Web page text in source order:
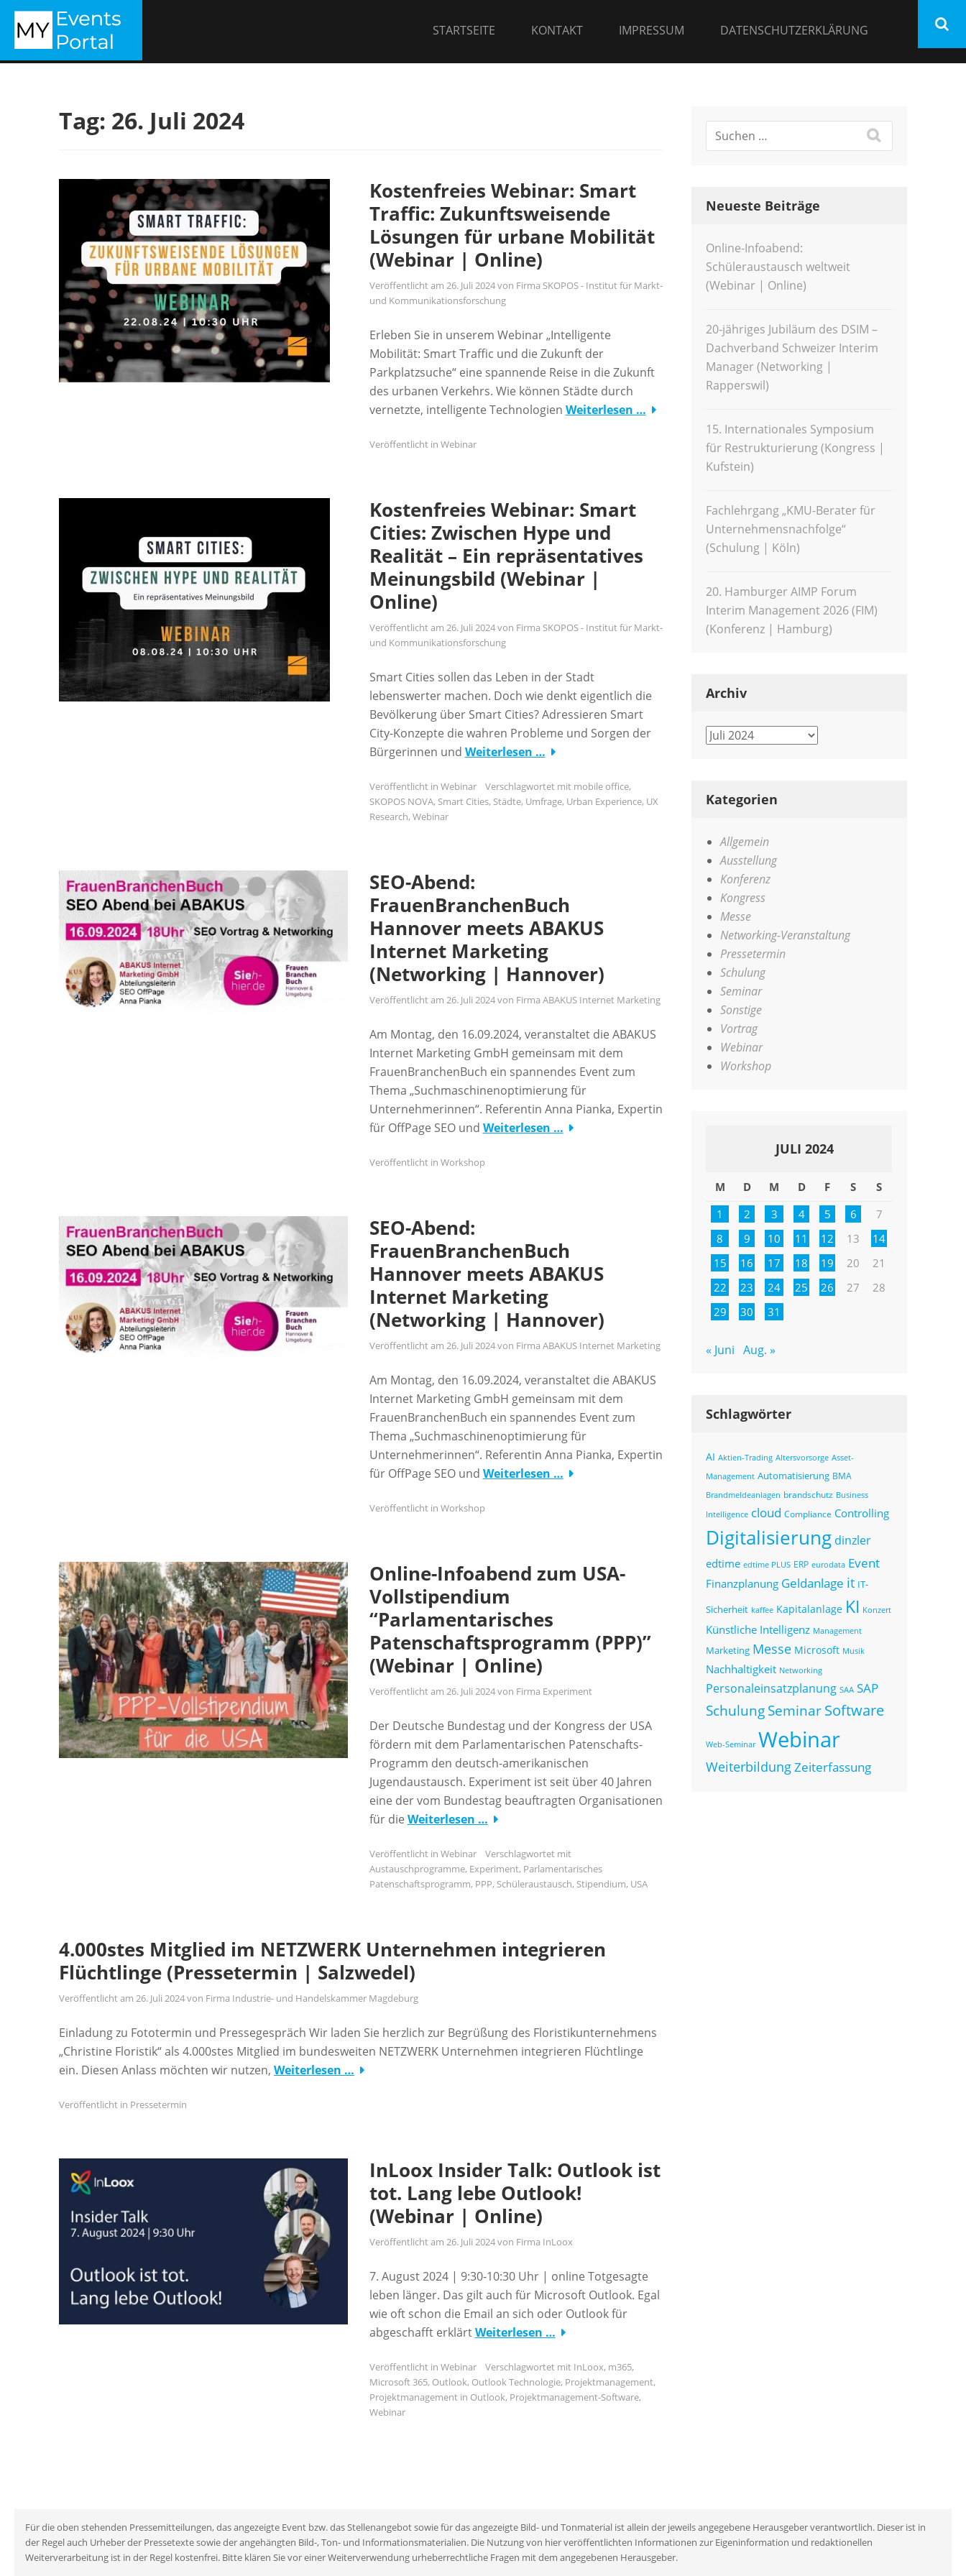
Zum
Inhalt
springen
STARTSEITE KONTAKT IMPRESSUM DATENSCHUTZERKLÄRUNG
Tag: 26. Juli 2024
Kostenfreies Webinar: Smart
Traffic: Zukunftsweisende
Lösungen für urbane Mobilität
(Webinar | Online)
Veröffentlicht am 26. Juli 2024von Firma SKOPOS - Institut für Markt-
und Kommunikationsforschung
Erleben Sie in unserem Webinar „Intelligente
Mobilität: Smart Traffic und die Zukunft der
Parkplatzsuche“ eine spannende Reise in die Zukunft
des urbanen Verkehrs. Wie können Städte durch
vernetzte, intelligente Technologien Weiterlesen …
Veröffentlicht in Webinar
Kostenfreies Webinar: Smart
Cities: Zwischen Hype und
Realität – Ein repräsentatives
Meinungsbild (Webinar |
Online)
Veröffentlicht am 26. Juli 2024von Firma SKOPOS - Institut für Markt-
und Kommunikationsforschung
Smart Cities sollen das Leben in der Stadt
lebenswerter machen. Doch wie denkt eigentlich die
Bevölkerung über Smart Cities? Adressieren Smart
City-Konzepte die wahren Probleme und Sorgen der
Bürgerinnen und Weiterlesen …
Veröffentlicht in Webinar Verschlagwortet mit mobile office,
SKOPOS NOVA, Smart Cities, Städte, Umfrage, Urban Experience, UX
Research, Webinar
SEO-Abend:
FrauenBranchenBuch
Hannover meets ABAKUS
Internet Marketing
(Networking | Hannover)
Veröffentlicht am 26. Juli 2024von Firma ABAKUS Internet Marketing
Am Montag, den 16.09.2024, veranstaltet die ABAKUS
Internet Marketing GmbH gemeinsam mit dem
FrauenBranchenBuch ein spannendes Event zum
Thema „Suchmaschinenoptimierung für
Unternehmerinnen“. Referentin Anna Pianka, Expertin
für OffPage SEO und Weiterlesen …
Veröffentlicht in Workshop
SEO-Abend:
FrauenBranchenBuch
Hannover meets ABAKUS
Internet Marketing
(Networking | Hannover)
Veröffentlicht am 26. Juli 2024von Firma ABAKUS Internet Marketing
Am Montag, den 16.09.2024, veranstaltet die ABAKUS
Internet Marketing GmbH gemeinsam mit dem
FrauenBranchenBuch ein spannendes Event zum
Thema „Suchmaschinenoptimierung für
Unternehmerinnen“. Referentin Anna Pianka, Expertin
für OffPage SEO und Weiterlesen …
Veröffentlicht in Workshop
Online-Infoabend zum USA-
Vollstipendium
“Parlamentarisches
Patenschaftsprogramm (PPP)”
(Webinar | Online)
Veröffentlicht am 26. Juli 2024von Firma Experiment
Der Deutsche Bundestag und der Kongress der USA
fördern mit dem Parlamentarischen Patenschafts-
Programm den deutsch-amerikanischen
Jugendaustausch. Experiment ist seit über 40 Jahren
eine der vom Bundestag beauftragten Organisationen
für die Weiterlesen …
Veröffentlicht in Webinar
Verschlagwortet mit
Austauschprogramme, Experiment, Parlamentarisches
Patenschaftsprogramm, PPP, Schüleraustausch, Stipendium, USA
4.000stes Mitglied im NETZWERK Unternehmen integrieren
Flüchtlinge (Pressetermin | Salzwedel)
Veröffentlicht am 26. Juli 2024von Firma Industrie- und Handelskammer Magdeburg
Einladung zu Fototermin und Pressegespräch Wir laden Sie herzlich zur Begrüßung des Floristikunternehmens
„Christine Floristik“ als 4.000stes Mitglied im bundesweiten NETZWERK Unternehmen integrieren Flüchtlinge
ein. Diesen Anlass möchten wir nutzen, Weiterlesen …
Veröffentlicht in Pressetermin
InLoox Insider Talk: Outlook ist
tot. Lang lebe Outlook!
(Webinar | Online)
Veröffentlicht am 26. Juli 2024von Firma InLoox
7. August 2024 | 9:30-10:30 Uhr | online Totgesagte
leben länger. Das gilt auch für Microsoft Outlook. Egal
wie oft schon die Email an sich oder Outlook für
abgeschafft erklärtWeiterlesen …
Veröffentlicht in Webinar Verschlagwortet mit InLoox, m365,
Microsoft 365, Outlook, Outlook Technologie, Projektmanagement,
Projektmanagement in Outlook, Projektmanagement-Software,
Webinar
Neueste Beiträge
Online-Infoabend:
Schüleraustausch weltweit
(Webinar | Online)
20-jähriges Jubiläum des DSIM –
Dachverband Schweizer Interim
Manager (Networking |
Rapperswil)
15. Internationales Symposium
für Restrukturierung (Kongress |
Kufstein)
Fachlehrgang „KMU-Berater für
Unternehmensnachfolge“
(Schulung | Köln)
20. Hamburger AIMP Forum
Interim Management 2026 (FIM)
(Konferenz | Hamburg)
Archiv
Archiv
Kategorien
Allgemein
Ausstellung
Konferenz
Kongress
Messe
Networking-Veranstaltung
Pressetermin
Schulung
Seminar
Sonstige
Vortrag
Webinar
Workshop
JULI 2024
M D M D F S
S
1
2 3 4 5 6
7
8
9 10 11 12 13
14
15
16 17 18 19 20
21
22
23 24 25 26 27
28
29
30 31
« Juni Aug. »
Schlagwörter
AI Aktien-Trading Altersvorsorge Asset-
Management Automatisierung BMA
Brandmeldeanlagen brandschutz Business
Intelligence cloud Compliance Controlling
Digitalisierung dinzler
edtime edtime PLUS ERP eurodata Event
Finanzplanung Geldanlage it IT-
Sicherheit kaffee Kapitalanlage KI Konzert
Künstliche Intelligenz Management
Marketing Messe Microsoft Musik
Nachhaltigkeit Networking
Personaleinsatzplanung SAA SAP
SchulungSeminarSoftware
Web-Seminar Webinar
WeiterbildungZeiterfassung
Für die oben stehenden Pressemitteilungen, das angezeigte Event bzw. das Stellenangebot sowie für das angezeigte Bild- und Tonmaterial ist allein der jeweils angegebene Herausgeber verantwortlich. Dieser ist in
der Regel auch Urheber der Pressetexte sowie der angehängten Bild-, Ton- und Informationsmaterialien. Die Nutzung von hier veröffentlichten Informationen zur Eigeninformation und redaktionellen
Weiterverarbeitung ist in der Regel kostenfrei. Bitte klären Sie vor einer Weiterverwendung urheberrechtliche Fragen mit dem angegebenen Herausgeber.